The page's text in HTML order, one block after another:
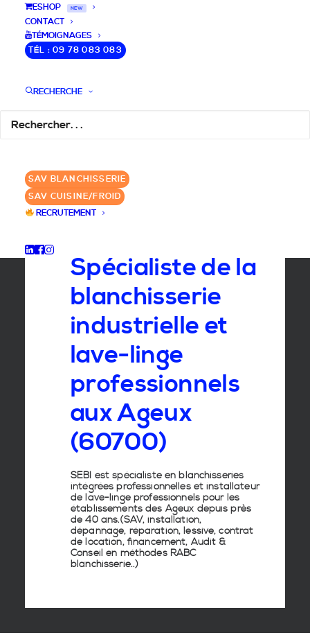
ESHOP NEW
CONTACT
TÉMOIGNAGES
TÉL : 09 78 083 083
RECHERCHE
SAV BLANCHISSERIE
SAV CUISINE/FROID
RECRUTEMENT
DEVIS / CONSEILS /
QUESTIONS
votre projet de blanchisserie intégrée!
✆ 09 78 083 083
Spécialiste de la
blanchisserie
industrielle et
lave-linge
professionnels
aux Ageux
(60700)
SEBI est spécialiste en blanchisseries
intégrées professionnellesetinstallateur
de lave-lingeprofessionnels pour les
établissements des Ageux depuis près
de 40 ans.(SAV, installation,
dépannage, réparation, lessive, contrat
de location, financement, Audit &
Conseil en méthodes RABC
blanchisserie..)